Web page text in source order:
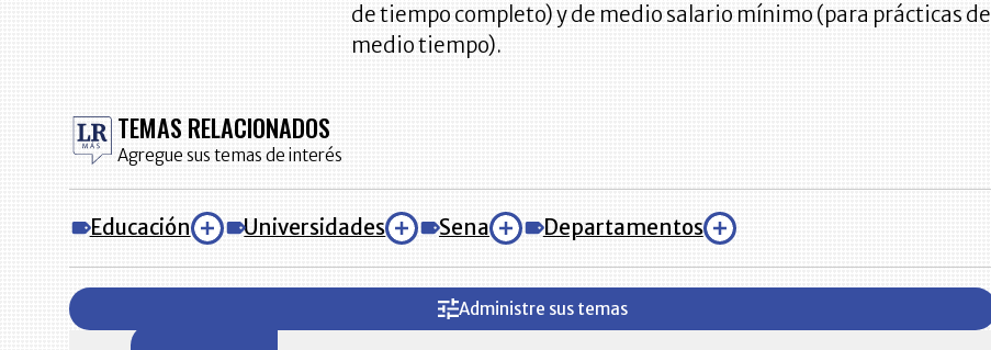
de tiempo completo) y de medio salario mínimo (para prácticas de
medio tiempo).
TEMAS RELACIONADOS
Agregue sus temas de interés
Educación Universidades Sena Departamentos
Administre sus temas